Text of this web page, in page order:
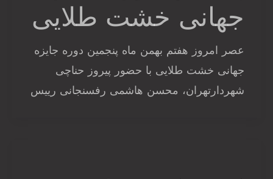
جهانی خشت طلایی
عصر امروز هفتم بهمن ماه پنجمین دوره جایزه
جهانی خشت طلایی با حضور پیروز حناچی
شهردارتهران، محسن هاشمی رفسنجانی رییس